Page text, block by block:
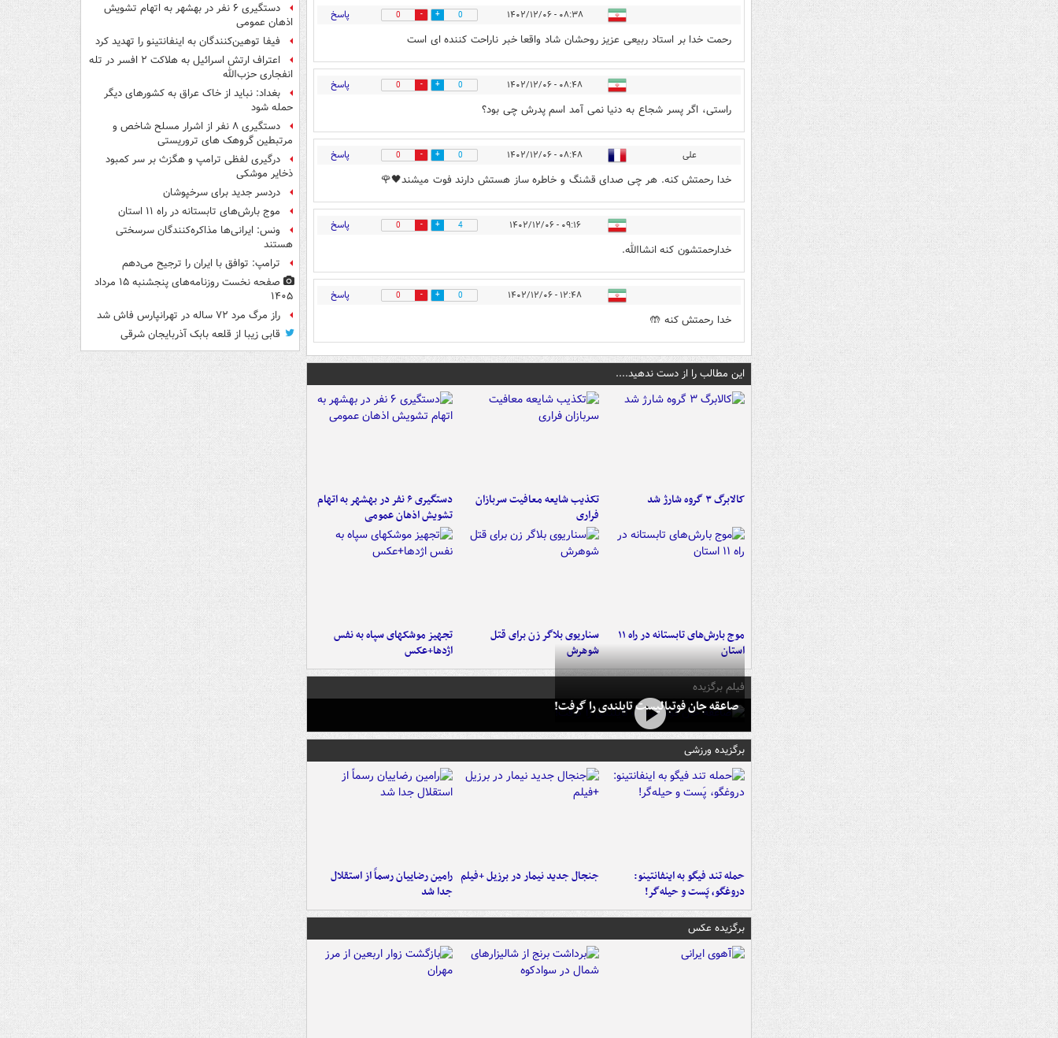
۰۸:۳۸ - ۱۴۰۲/۱۲/۰۶ 0
0 پاسخ
رحمت خدا بر استاد ربیعی عزیز روحشان شاد واقعا خبر ناراحت کننده ای است
۰۸:۴۸ - ۱۴۰۲/۱۲/۰۶ 0
0 پاسخ
راستی، اگر پسر شجاع به دنیا نمی آمد اسم پدرش چی بود؟
علی ۰۸:۴۸ - ۱۴۰۲/۱۲/۰۶ 0
0 پاسخ
خدا رحمتش کنه. هر چی صدای قشنگ و خاطره ساز هستش دارند فوت میشند🖤🌹
۰۹:۱۶ - ۱۴۰۲/۱۲/۰۶ 4
0 پاسخ
خدارحمتشون کنه انشاالله.
۱۲:۴۸ - ۱۴۰۲/۱۲/۰۶ 0
0 پاسخ
خدا رحمتش کنه 🤲
این مطالب را از دست ندهید....
کالابرگ ۳ گروه شارژ شد
تکذیب شایعه معافیت سربازان
فراری
دستگیری ۶ نفر در بهشهر به اتهام
تشویش اذهان عمومی
موج بارش‌های تابستانه در راه ۱۱
استان
سناریوی بلاگر زن برای قتل
شوهرش
تجهیز موشکهای سپاه به نفس
اژدها+عکس
فیلم برگزیده
صاعقه جان فوتبالیست تایلندی را گرفت!
برگزیده ورزشی
حمله تند فیگو به اینفانتینو:
دروغگو، پَست‌ و حیله‌گر!
جنجال جدید نیمار در برزیل +فیلم رامین رضاییان رسماً از استقلال
جدا شد
برگزیده عکس
دستگیری ۶ نفر در بهشهر به اتهام تشویش
اذهان عمومی
فیفا توهین‌کنندگان به اینفانتینو را تهدید کرد
اعتراف ارتش اسرائیل به هلاکت ۲ افسر در تله
انفجاری حزب‌الله
بغداد: نباید از خاک عراق به کشورهای دیگر
حمله شود
دستگیری ۸ نفر از اشرار مسلح شاخص و
مرتبطین گروهک های تروریستی
درگیری لفظی ترامپ و هگزث بر سر کمبود
ذخایر موشکی
دردسر جدید برای سرخپوشان
موج بارش‌های تابستانه در راه ۱۱ استان
ونس: ایرانی‌ها مذاکره‌کنندگان سرسختی
هستند
ترامپ: توافق با ایران را ترجیح می‌دهم
صفحه نخست روزنامه‌های پنجشنبه ۱۵ مرداد
۱۴۰۵
راز مرگ مرد ۷۲ ساله در تهرانپارس فاش شد
قابی زیبا از قلعه بابک آذربایجان شرقی